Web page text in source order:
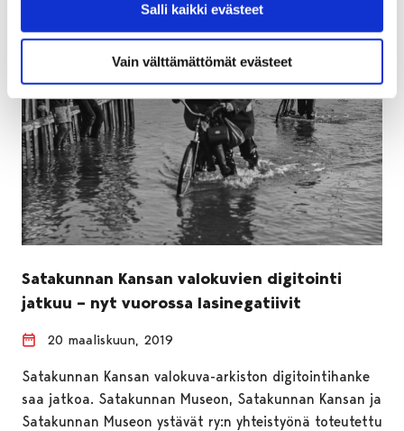
Salli kaikki evästeet
Vain välttämättömät evästeet
Satakunnan Kansan valokuvien digitointi
jatkuu – nyt vuorossa lasinegatiivit
20 maaliskuun, 2019
Satakunnan Kansan valokuva-arkiston digitointihanke
saa jatkoa. Satakunnan Museon, Satakunnan Kansan ja
Satakunnan Museon ystävät ry:n yhteistyönä toteutettu